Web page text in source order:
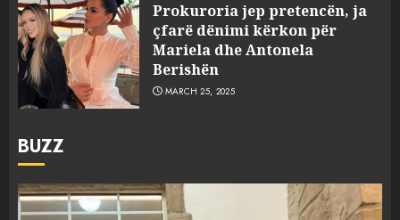
Prokuroria jep pretencën, ja
çfarë dënimi kërkon për
Mariela dhe Antonela
Berishën
MARCH 25, 2025
BUZZ